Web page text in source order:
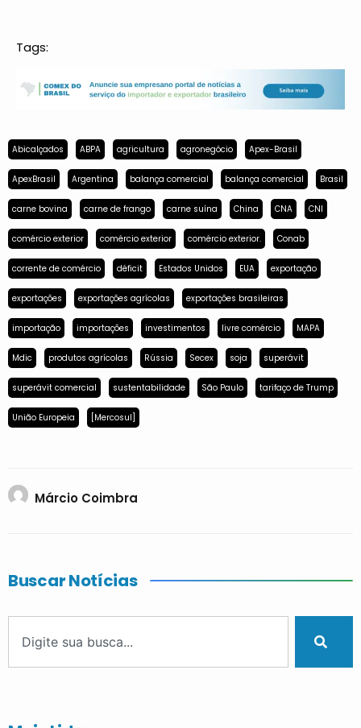
Tags:
Abicalçados ABPA agricultura agronegócio Apex-Brasil
ApexBrasil Argentina balança comercial balança comercial Brasil
carne bovina carne de frango carne suína China CNA CNI
comércio exterior comércio exterior comércio exterior. Conab
corrente de comércio déficit Estados Unidos EUA exportação
exportações exportações agrícolas exportações brasileiras
importação importações investimentos livre comércio MAPA
Mdic produtos agrícolas Rússia Secex soja superávit
superávit comercial sustentabilidade São Paulo tarifaço de Trump
União Europeia [Mercosul]
Márcio Coimbra
Buscar Notícias